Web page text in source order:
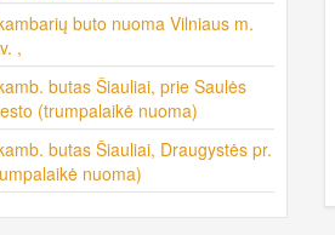
buto nuoma Vilniaus m.
,
butas Šiauliai, prie Saulės
(trumpalaikė nuoma)
butas Šiauliai, Draugystės pr.
nuoma)